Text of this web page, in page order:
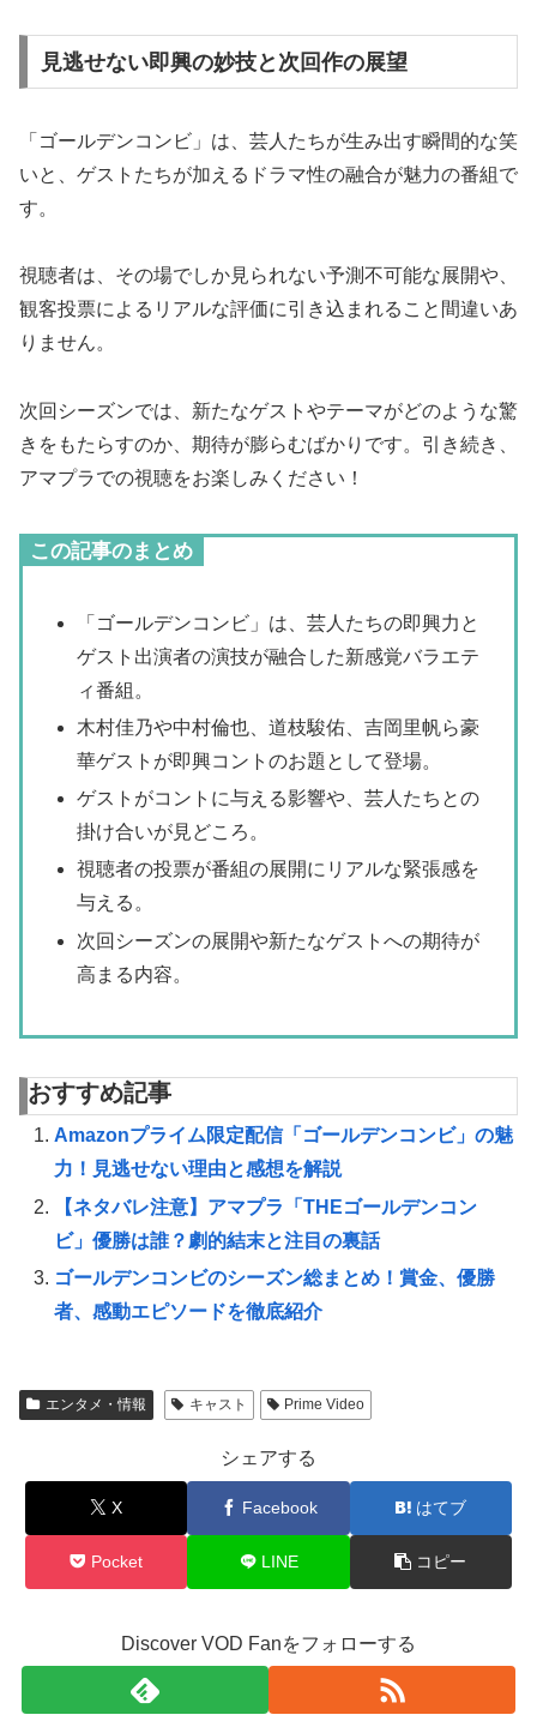
見逃せない即興の妙技と次回作の展望
「ゴールデンコンビ」は、芸人たちが生み出す瞬間的な笑
いと、ゲストたちが加えるドラマ性の融合が魅力の番組で
す。
視聴者は、その場でしか見られない予測不可能な展開や、
観客投票によるリアルな評価に引き込まれること間違いあ
りません。
次回シーズンでは、新たなゲストやテーマがどのような驚
きをもたらすのか、期待が膨らむばかりです。引き続き、
アマプラでの視聴をお楽しみください！
この記事のまとめ
「ゴールデンコンビ」は、芸人たちの即興力と
ゲスト出演者の演技が融合した新感覚バラエテ
ィ番組。
木村佳乃や中村倫也、道枝駿佑、吉岡里帆ら豪
華ゲストが即興コントのお題として登場。
ゲストがコントに与える影響や、芸人たちとの
掛け合いが見どころ。
視聴者の投票が番組の展開にリアルな緊張感を
与える。
次回シーズンの展開や新たなゲストへの期待が
高まる内容。
おすすめ記事
Amazonプライム限定配信「ゴールデンコンビ」の魅
力！見逃せない理由と感想を解説
【ネタバレ注意】アマプラ「THEゴールデンコン
ビ」優勝は誰？劇的結末と注目の裏話
ゴールデンコンビのシーズン総まとめ！賞金、優勝
者、感動エピソードを徹底紹介
エンタメ・情報 キャスト Prime Video
シェアする
X Facebook はてブ
Pocket LINE コピー
Discover VOD Fanをフォローする